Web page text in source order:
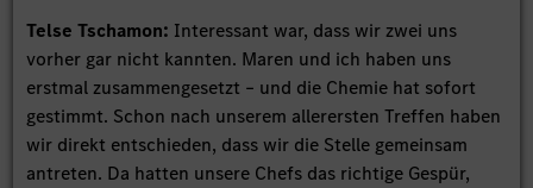
Telse Tschamon: Interessant war, dass wir zwei uns
vorher gar nicht kannten. Maren und ich haben uns
erstmal zusammengesetzt – und die Chemie hat sofort
gestimmt. Schon nach unserem allerersten Treffen haben
wir direkt entschieden, dass wir die Stelle gemeinsam
antreten. Da hatten unsere Chefs das richtige Gespür,